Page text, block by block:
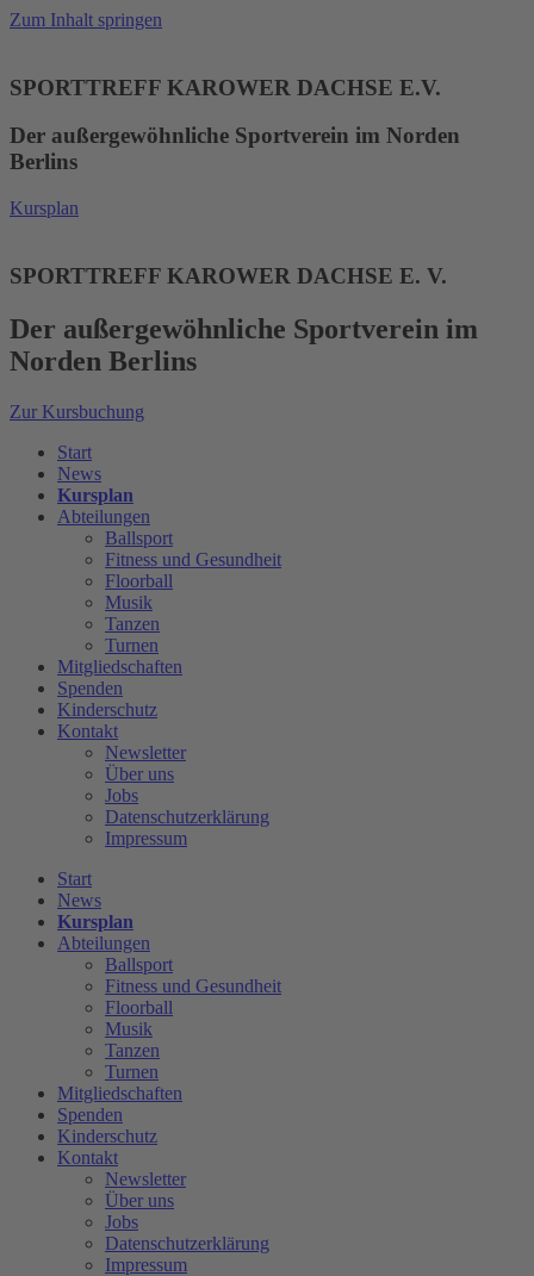
Zum Inhalt springen
SPORTTREFF KAROWER DACHSE E.V.
Der außergewöhnliche Sportverein im Norden
Berlins
Kursplan
SPORTTREFF KAROWER DACHSE E. V.
Der außergewöhnliche Sportverein im
Norden Berlins
Zur Kursbuchung
Start
News
Kursplan
Abteilungen
Ballsport
Fitness und Gesundheit
Floorball
Musik
Tanzen
Turnen
Mitgliedschaften
Spenden
Kinderschutz
Kontakt
Newsletter
Über uns
Jobs
Datenschutzerklärung
Impressum
Start
News
Kursplan
Abteilungen
Ballsport
Fitness und Gesundheit
Floorball
Musik
Tanzen
Turnen
Mitgliedschaften
Spenden
Kinderschutz
Kontakt
Newsletter
Über uns
Jobs
Datenschutzerklärung
Impressum